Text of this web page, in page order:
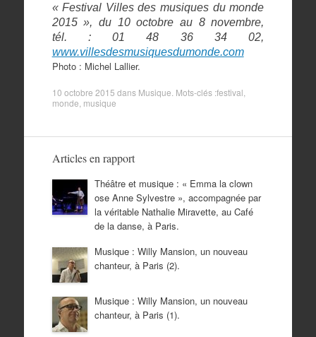
« Festival Villes des musiques du monde
2015 », du 10 octobre au 8 novembre,
tél. : 01 48 36 34 02,
www.villesdesmusiquesdumonde.com
Photo : Michel Lallier.
10 octobre 2015 dans Musique . Mots-clés :festival
monde musique
Articles en rapport
Théâtre et musique : « Emma la clown
ose Anne Sylvestre », accompagnée par
la véritable Nathalie Miravette, au Café
de la danse, à Paris.
Musique : Willy Mansion, un nouveau
chanteur, à Paris (2).
Musique : Willy Mansion, un nouveau
chanteur, à Paris (1).